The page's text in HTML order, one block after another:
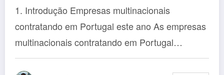
– as melhores oportunidades 2025
1. Introdução Empresas multinacionais
contratando em Portugal este ano As empresas
multinacionais contratando em Portugal…